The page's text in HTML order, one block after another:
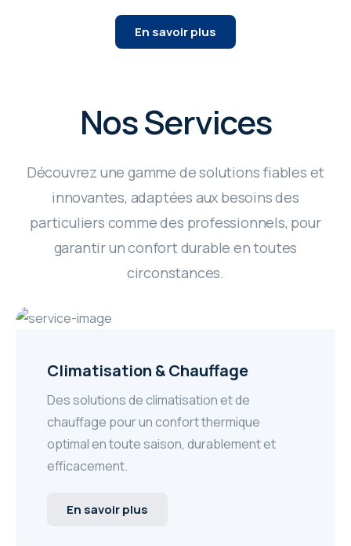
En savoir plus
Nos Services
Découvrez une gamme de solutions fiables et
innovantes, adaptées aux besoins des
particuliers comme des professionnels, pour
garantir un confort durable en toutes
circonstances.
Climatisation & Chauffage
Des solutions de climatisation et de
chauffage pour un confort thermique
optimal en toute saison, durablement et
efficacement.
En savoir plus